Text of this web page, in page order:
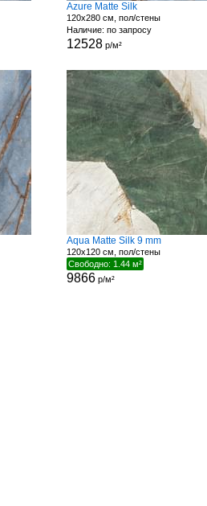
Azure Matte Silk
120x280 см, пол/стены
Наличие: по запросу
12528р/м²
Aqua Matte Silk 9 mm
120x120 см, пол/стены
Свободно: 1.44 м²
9866 р/м²